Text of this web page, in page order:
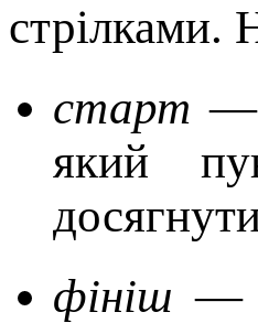
стрiлками.
старт —
який
фiнiш —